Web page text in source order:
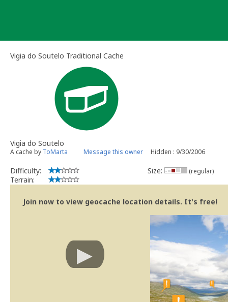
Vigia do Soutelo Traditional Cache
Vigia do Soutelo
A cache by ToMarta Message this owner Hidden : 9/30/2006
Difficulty:
Terrain:
Size: (regular)
Join now to view geocache location details. It's free!